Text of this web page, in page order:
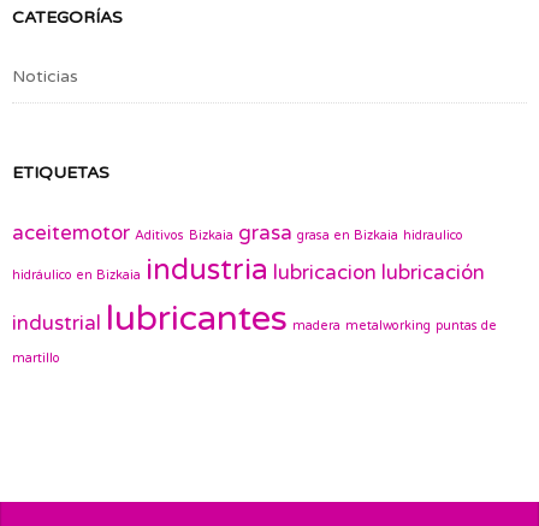
CATEGORÍAS
Noticias
ETIQUETAS
aceitemotor Aditivos Bizkaia grasa grasa en Bizkaia hidraulico
hidráulico en Bizkaia industria lubricacion lubricación
industrial lubricantes madera metalworking puntas de
martillo